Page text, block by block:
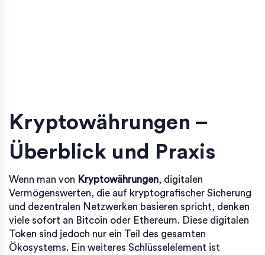
Kryptowährungen –
Überblick und Praxis
Wenn man von Kryptowährungen, digitalen
Vermögenswerten, die auf kryptografischer Sicherung
und dezentralen Netzwerken basieren spricht, denken
viele sofort an Bitcoin oder Ethereum. Diese digitalen
Token sind jedoch nur ein Teil des gesamten
Ökosystems. Ein weiteres Schlüsselelement ist